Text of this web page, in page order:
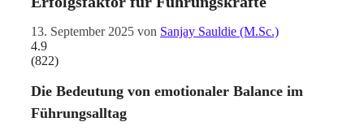
13. September 2025 von Sanjay Sauldie (M.Sc.)
4.9
(822)
Die Bedeutung von emotionaler Balance im
Führungsalltag